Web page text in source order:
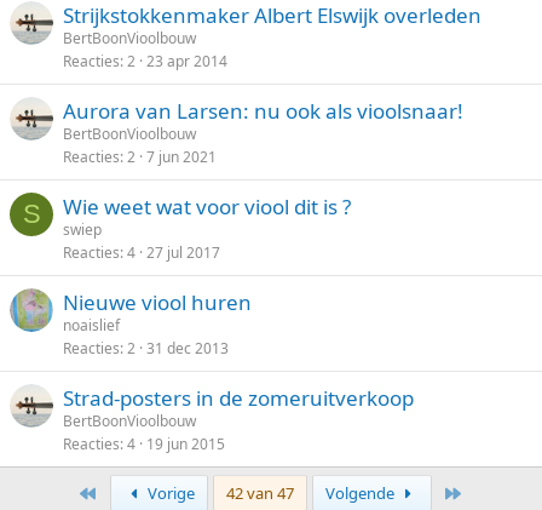
Strijkstokkenmaker Albert Elswijk overleden
BertBoonVioolbouw
Reacties 2 23 apr 2014
Aurora van Larsen: nu ook als vioolsnaar!
BertBoonVioolbouw
Reacties 2 7 jun 2021
S Wie weet wat voor viool dit is ?
swiep
Reacties 4 27 jul 2017
Nieuwe viool huren
noaislief
Reacties 2 31 dec 2013
Strad-posters in de zomeruitverkoop
BertBoonVioolbouw
Reacties 4 19 jun 2015
Eerste Vorige 42 van 47 Volgende